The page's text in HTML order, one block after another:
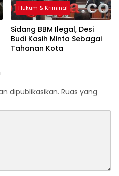
Hukum & Kriminal
Sidang BBM Ilegal, Desi
Budi Kasih Minta Sebagai
Tahanan Kota
dipublikasikan. Ruas yang